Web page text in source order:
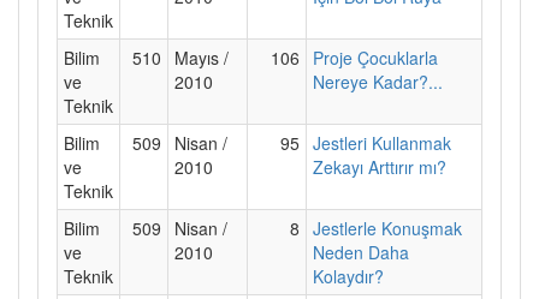
Teknik
Bilim
ve
Teknik
510
Mayıs /
2010
106
Proje Çocuklarla
Nereye Kadar?...
Bilim
ve
Teknik
509
Nisan /
2010
95 Jestleri Kullanmak
Zekayı Arttırır mı?
Bilim
ve
Teknik
509
Nisan /
2010
8 Jestlerle Konuşmak
Neden Daha
Kolaydır?